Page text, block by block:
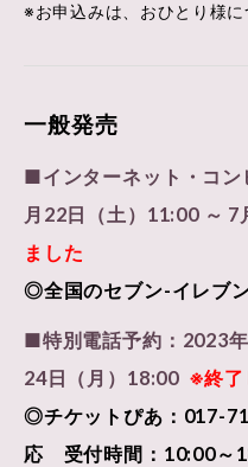
※お申込みは、おひとり様に
一般発売
■インターネット・コン
月22日（土）11:00 ～
ました
◎全国のセブン-イレブ
■特別電話予約：2023
24日（月）18:00 ※終了
◎チケットぴあ：017-
応 受付時間：10:00～